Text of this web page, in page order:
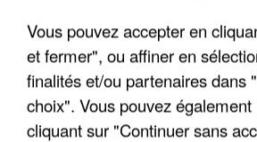
APRÈS TOUTES CES
DE FAUNE SAUVAGE SONT...
Vous pouvez accepter en
et fermer", ou affiner en
finalités et/ou partenaires dans
choix". Vous pouvez également
cliquant sur "Continuer sans